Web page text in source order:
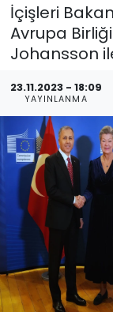
İçişleri
Avrupa
Johansson
23.11.2023 - 18:09
YAYINLANMA